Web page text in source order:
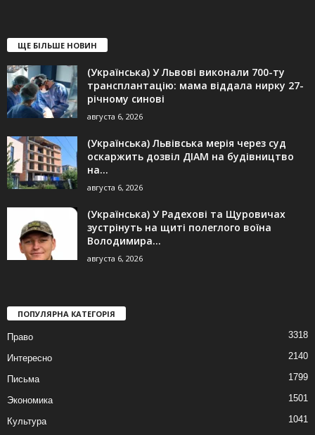
ЩЕ БІЛЬШЕ НОВИН
(Українська) У Львові виконали 700-ту
трансплантацію: мама віддала нирку 27-
річному синові
августа 6, 2026
(Українська) Львівська мерія через суд
оскаржить дозвіл ДІАМ на будівництво
на...
августа 6, 2026
(Українська) У Радехові та Щуровичах
зустрінуть на щиті полеглого воїна
Володимира...
августа 6, 2026
ПОПУЛЯРНА КАТЕГОРІЯ
Право 3318
Интересно 2140
Письма 1799
Экономика 1501
Культура 1041